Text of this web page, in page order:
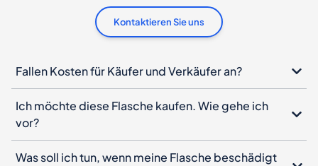
Kontaktieren Sie uns
Fallen Kosten für Käufer und Verkäufer an?
Ich möchte diese Flasche kaufen. Wie gehe ich
vor?
Was soll ich tun, wenn meine Flasche beschädigt